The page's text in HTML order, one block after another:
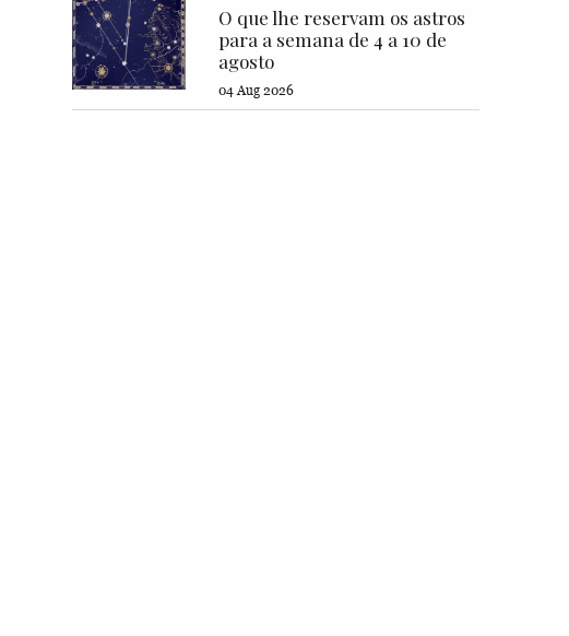
O que lhe reservam os astros
para a semana de 4 a 10 de
agosto
04 Aug 2026